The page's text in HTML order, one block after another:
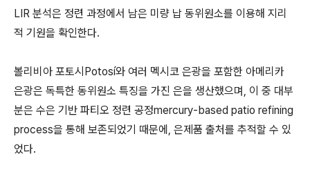
LIR 분석은 정련 과정에서 남은 미량 납 동위원소를 이용해 지리
적 기원을 확인한다.
볼리비아 포토시Potosí와 여러 멕시코 은광을 포함한 아메리카
은광은 독특한 동위원소 특징을 가진 은을 생산했으며, 이 중 대부
분은 수은 기반 파티오 정련 공정mercury-based patio refining
process을 통해 보존되었기 때문에, 은제품 출처를 추적할 수 있
었다.